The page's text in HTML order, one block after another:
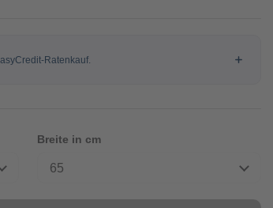
Breite in cm
65